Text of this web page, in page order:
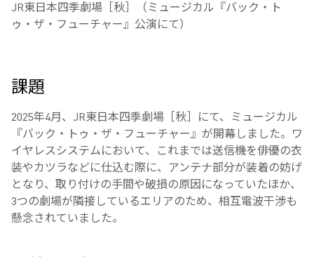
JR東日本四季劇場［秋］（ミュージカル『バック・ト
ゥ・ザ・フューチャー』公演にて）
課題
2025年4月、JR東日本四季劇場［秋］にて、ミュージカル
『バック・トゥ・ザ・フューチャー』が開幕しました。ワ
イヤレスシステムにおいて、これまでは送信機を俳優の衣
装やカツラなどに仕込む際に、アンテナ部分が装着の妨げ
となり、取り付けの手間や破損の原因になっていたほか、
3つの劇場が隣接しているエリアのため、相互電波干渉も
懸念されていました。